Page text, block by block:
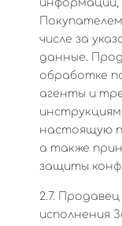
числе за
данные.
обработке
агенты и
настоящую
а также
защиты
2.7.
исполнения